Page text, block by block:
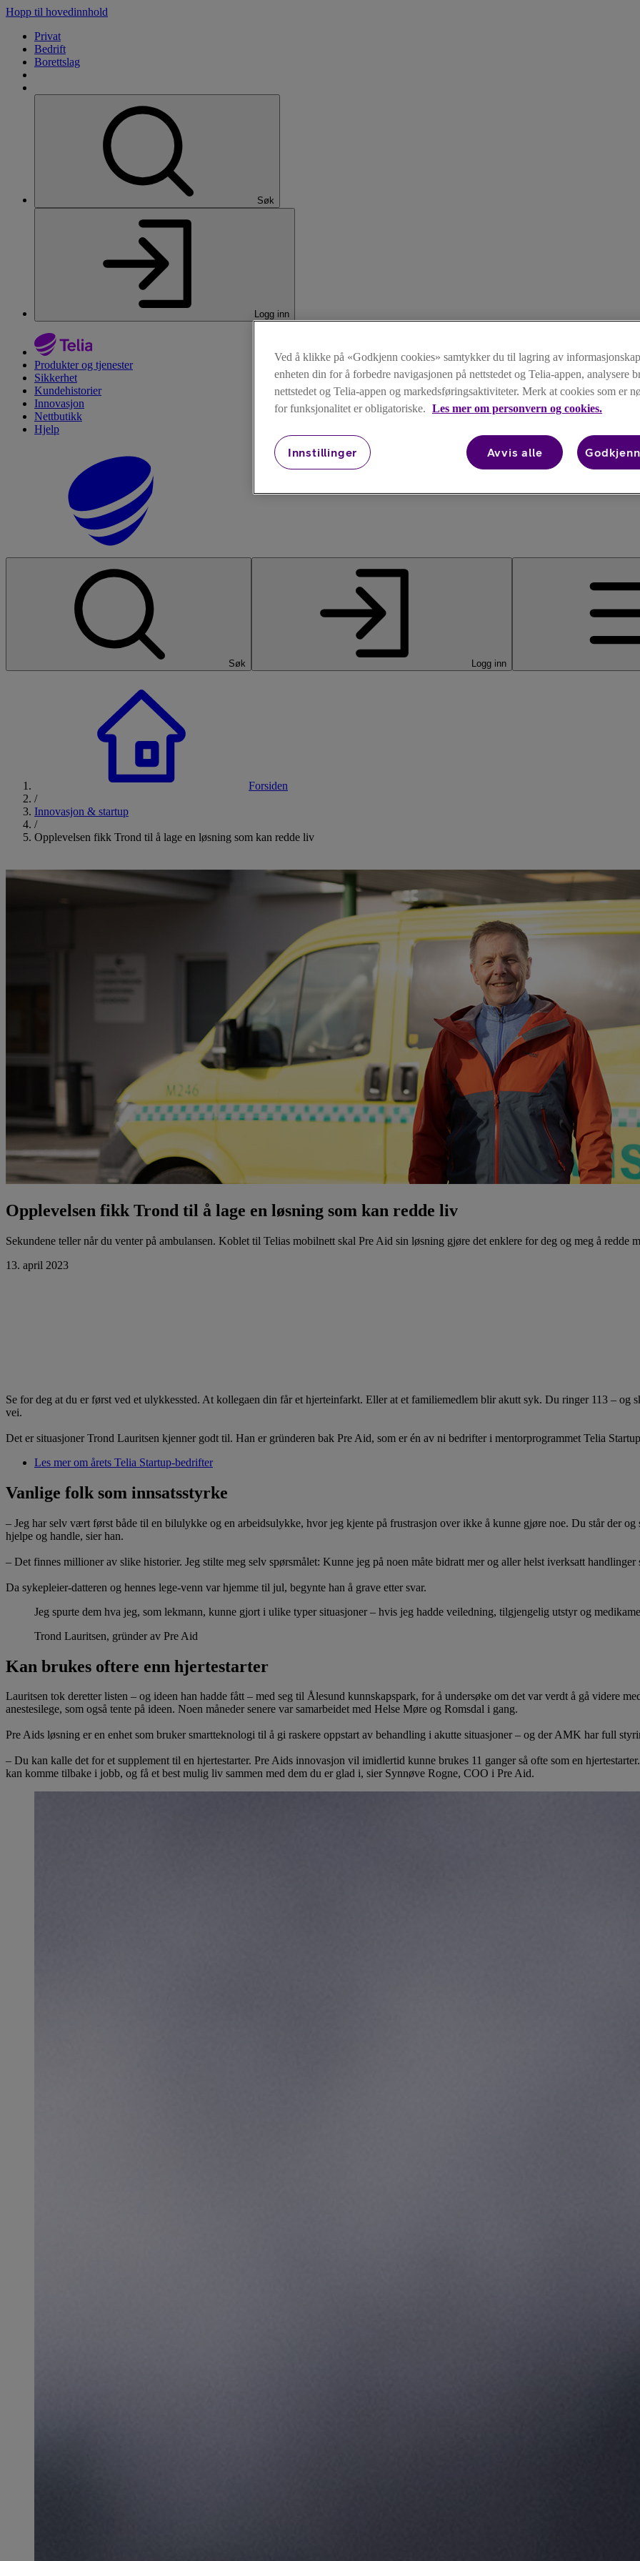
Hopp til hovedinnhold
Privat
Bedrift
Borettslag
Søk
Logg inn
Produkter og tjenester
Sikkerhet
Kundehistorier
Innovasjon
Nettbutikk
Hjelp
Søk Logg inn
Forsiden
/
Innovasjon & startup
/
Opplevelsen fikk Trond til å lage en løsning som kan redde liv
Opplevelsen fikk Trond til å lage en løsning som kan redde liv
Sekundene teller når du venter på ambulansen. Koblet til Telias mobilnett skal Pre Aid sin løsning gjøre det enklere for deg og meg å redde
13. april 2023
Se for deg at du er først ved et ulykkessted. At kollegaen din får et hjerteinfarkt. Eller at et familiemedlem blir akutt syk. Du ringer 113 – og
vei.
Det er situasjoner Trond Lauritsen kjenner godt til. Han er gründeren bak Pre Aid, som er én av ni bedrifter i mentorprogrammet Telia
Les mer om årets Telia Startup-bedrifter
Vanlige folk som innsatsstyrke
– Jeg har selv vært først både til en bilulykke og en arbeidsulykke, hvor jeg kjente på frustrasjon over ikke å kunne gjøre noe. Du står der
hjelpe og handle, sier han.
– Det finnes millioner av slike historier. Jeg stilte meg selv spørsmålet: Kunne jeg på noen måte bidratt mer og aller helst iverksatt
Da sykepleier-datteren og hennes lege-venn var hjemme til jul, begynte han å grave etter svar.
Jeg spurte dem hva jeg, som lekmann, kunne gjort i ulike typer situasjoner – hvis jeg hadde veiledning, tilgjengelig utstyr og
Trond Lauritsen, gründer av Pre Aid
Kan brukes oftere enn hjertestarter
Lauritsen tok deretter listen – og ideen han hadde fått – med seg til Ålesund kunnskapspark, for å undersøke om det var verdt å gå videre
anestesilege, som også tente på ideen. Noen måneder senere var samarbeidet med Helse Møre og Romsdal i gang.
Pre Aids løsning er en enhet som bruker smartteknologi til å gi raskere oppstart av behandling i akutte situasjoner – og der AMK har full
– Du kan kalle det for et supplement til en hjertestarter. Pre Aids innovasjon vil imidlertid kunne brukes 11 ganger så ofte som en
kan komme tilbake i jobb, og få et best mulig liv sammen med dem du er glad i, sier Synnøve Rogne, COO i Pre Aid.
Ved å klikke på «Godkjenn cookies» samtykker du til lagring av
enheten din for å forbedre navigasjonen på nettstedet og Telia-appen, analysere
nettstedet og Telia-appen og markedsføringsaktiviteter. Merk at cookies som er
for funksjonalitet er obligatoriske. Les mer om personvern og cookies.
Innstillinger Avvis alle